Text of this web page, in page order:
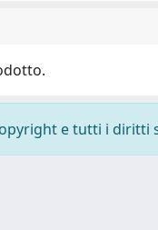
e tutti i diritti